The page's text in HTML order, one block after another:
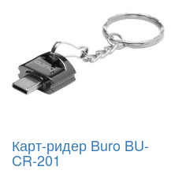
Карт-ридер Buro BU-
CR-201